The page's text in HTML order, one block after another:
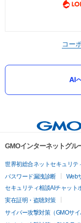
コー
AI
GMOインターネットグル
世界初総合ネットセキュリテ
パスワード漏洩診断
Web
セキュリティ相談AIチャット
実在証明・盗聴対策
サイバー攻撃対策（GMOサ